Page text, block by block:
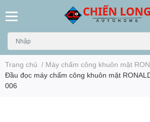
Trang chủ / Máy chấm công khuôn mặt
Đầu đọc máy chấm công khuôn mặt
006